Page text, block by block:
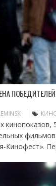
кинопоказов,
Кинофест».